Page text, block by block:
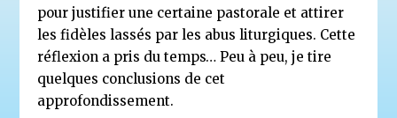
pour justifier une certaine pastorale et attirer
les fidèles lassés par les abus liturgiques. Cette
réflexion a pris du temps… Peu à peu, je tire
quelques conclusions de cet
approfondissement.